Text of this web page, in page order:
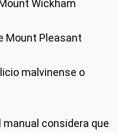
Wickham
Mount Pleasant
malvinense o
manual considera que